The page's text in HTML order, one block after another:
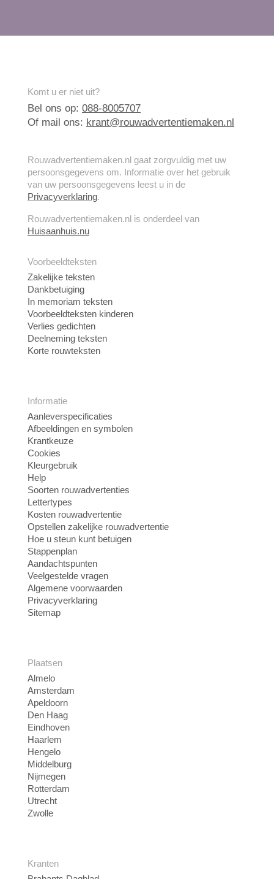
Komt u er niet uit?
Bel ons op: 088-8005707
Of mail ons: krant@rouwadvertentiemaken.nl
Rouwadvertentiemaken.nl gaat zorgvuldig met uw
persoonsgegevens om. Informatie over het gebruik
van uw persoonsgegevens leest u in de
Privacyverklaring.
Rouwadvertentiemaken.nl is onderdeel van
Huisaanhuis.nu
Voorbeeldteksten
Zakelijke teksten
Dankbetuiging
In memoriam teksten
Voorbeeldteksten kinderen
Verlies gedichten
Deelneming teksten
Korte rouwteksten
Informatie
Aanleverspecificaties
Afbeeldingen en symbolen
Krantkeuze
Cookies
Kleurgebruik
Help
Soorten rouwadvertenties
Lettertypes
Kosten rouwadvertentie
Opstellen zakelijke rouwadvertentie
Hoe u steun kunt betuigen
Stappenplan
Aandachtspunten
Veelgestelde vragen
Algemene voorwaarden
Privacyverklaring
Sitemap
Plaatsen
Almelo
Amsterdam
Apeldoorn
Den Haag
Eindhoven
Haarlem
Hengelo
Middelburg
Nijmegen
Rotterdam
Utrecht
Zwolle
Kranten